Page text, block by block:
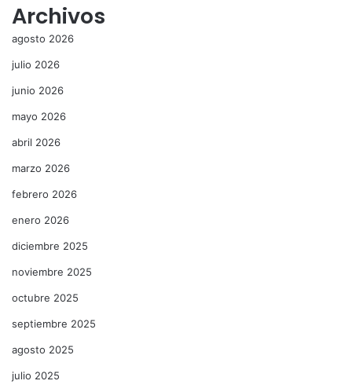
Archivos
agosto 2026
julio 2026
junio 2026
mayo 2026
abril 2026
marzo 2026
febrero 2026
enero 2026
diciembre 2025
noviembre 2025
octubre 2025
septiembre 2025
agosto 2025
julio 2025